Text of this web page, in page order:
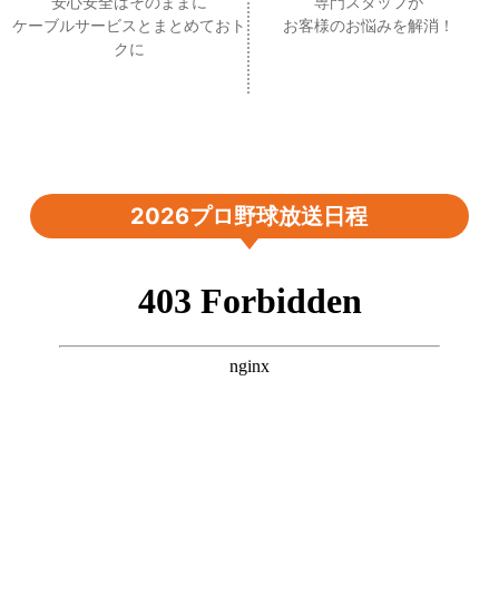
ケーブルサービスとまとめておト
クに
お客様のお悩みを解消！
2026プロ野球放送日程